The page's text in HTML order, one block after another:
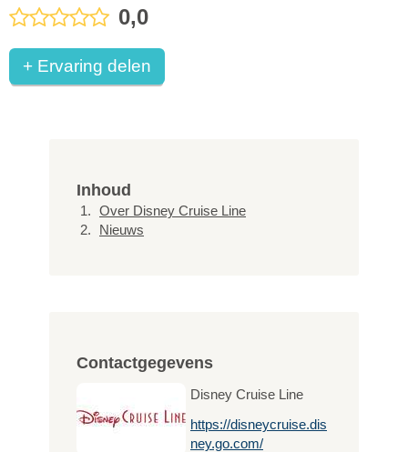
0,0
+ Ervaring delen
Inhoud
Over Disney Cruise Line
Nieuws
Contactgegevens
Disney Cruise Line
https://disneycruise.dis
ney.go.com/